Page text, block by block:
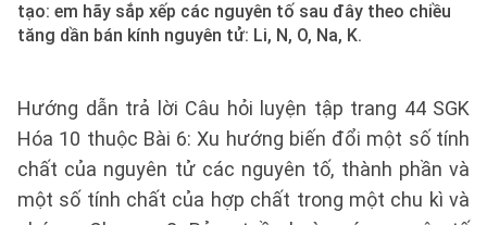
tạo: em hãy sắp xếp các nguyên tố sau đây theo chiều
tăng dần bán kính nguyên tử: Li, N, O, Na, K.
Hướng dẫn trả lời Câu hỏi luyện tập trang 44 SGK
Hóa 10 thuộc Bài 6: Xu hướng biến đổi một số tính
chất của nguyên tử các nguyên tố, thành phần và
một số tính chất của hợp chất trong một chu kì và